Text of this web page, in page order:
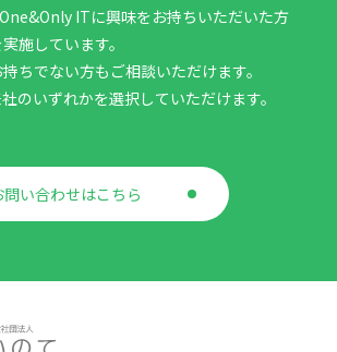
ITに興味をお持ちいただいた方
施しています。
ちでない方もご相談いただけます。
のいずれかを選択していただけます。
問い合わせはこちら